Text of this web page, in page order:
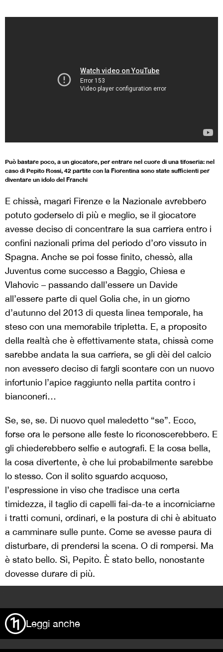
Può bastare poco, a un giocatore, per entrare nel cuore di una tifoseria: nel
caso di Pepito Rossi, 42 partite con la Fiorentina sono state sufficienti per
diventare un idolo del Franchi
E chissà, magari Firenze e la Nazionale avrebbero
potuto goderselo di più e meglio, se il giocatore
avesse deciso di concentrare la sua carriera entro i
confini nazionali prima del periodo d’oro vissuto in
Spagna. Anche se poi fosse finito, chessò, alla
Juventus come successo a Baggio, Chiesa e
Vlahovic – passando dall’essere un Davide
all’essere parte di quel Golia che, in un giorno
d’autunno del 2013 di questa linea temporale, ha
steso con una memorabile tripletta. E, a proposito
della realtà che è effettivamente stata, chissà come
sarebbe andata la sua carriera, se gli dèi del calcio
non avessero deciso di fargli scontare con un nuovo
infortunio l’apice raggiunto nella partita contro i
bianconeri…
Se, se, se. Di nuovo quel maledetto “se”. Ecco,
forse ora le persone alle feste lo riconoscerebbero. E
gli chiederebbero selfie e autografi. E la cosa bella,
la cosa divertente, è che lui probabilmente sarebbe
lo stesso. Con il solito sguardo acquoso,
l’espressione in viso che tradisce una certa
timidezza, il taglio di capelli fai-da-te a incorniciarne
i tratti comuni, ordinari, e la postura di chi è abituato
a camminare sulle punte. Come se avesse paura di
disturbare, di prendersi la scena. O di rompersi. Ma
è stato bello. Sì, Pepito. È stato bello, nonostante
dovesse durare di più.
Leggi anche